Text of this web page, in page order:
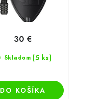
Skladom (5 ks)
30 €
DO KOŠÍKA